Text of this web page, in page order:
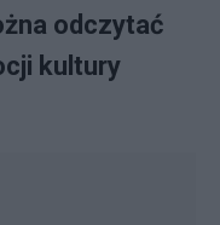
odczytać
kultury